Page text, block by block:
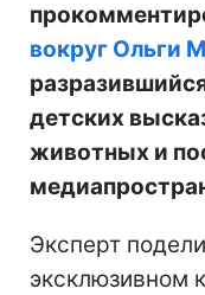
вокруг Ольги
детских
животных и
Эксперт
эксклюзивном